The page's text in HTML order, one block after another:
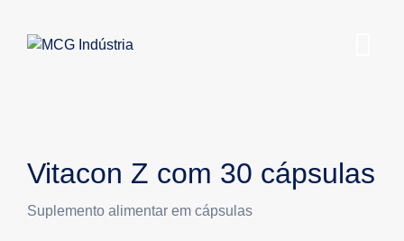
Vitacon Z com 30 cápsulas
Suplemento alimentar em cápsulas